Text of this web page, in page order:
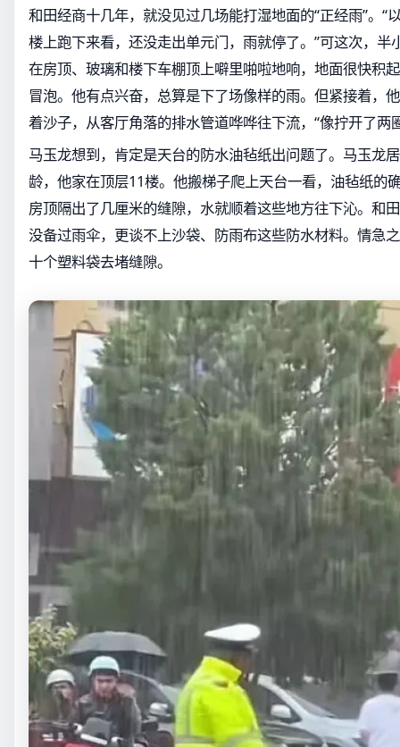
和田经商十几年，就没见过几场能打湿地面的“正经雨”。“
楼上跑下来看，还没走出单元门，雨就停了。”可这次，半
在房顶、玻璃和楼下车棚顶上噼里啪啦地响，地面很快积
冒泡。他有点兴奋，总算是下了场像样的雨。但紧接着，
着沙子，从客厅角落的排水管道哗哗往下流，“像拧开了两
马玉龙想到，肯定是天台的防水油毡纸出问题了。马玉龙
龄，他家在顶层11楼。他搬梯子爬上天台一看，油毡纸的
房顶隔出了几厘米的缝隙，水就顺着这些地方往下沁。和
没备过雨伞，更谈不上沙袋、防雨布这些防水材料。情急
十个塑料袋去堵缝隙。